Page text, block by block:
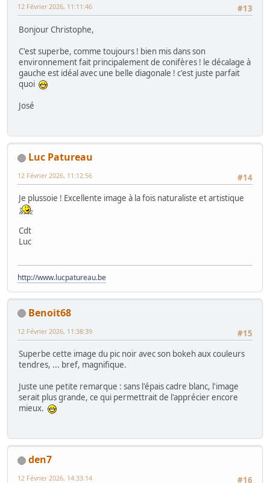
#13
12 Février 2026, 11:11:46
Bonjour Christophe,
C'est superbe, comme toujours ! bien mis dans son
environnement fait principalement de conifères ! le décalage à
gauche est idéal avec une belle diagonale ! c'est juste parfait
quoi
José
Luc Patureau
#14
12 Février 2026, 11:12:56
Je plussoie ! Excellente image à la fois naturaliste et artistique
Cdt
Luc
http://www.lucpatureau.be
Benoit68
#15
12 Février 2026, 11:38:39
Superbe cette image du pic noir avec son bokeh aux couleurs
tendres, ... bref, magnifique.
Juste une petite remarque : sans l'épais cadre blanc, l'image
serait plus grande, ce qui permettrait de l'apprécier encore
mieux.
den7
#16
12 Février 2026, 14:33:14